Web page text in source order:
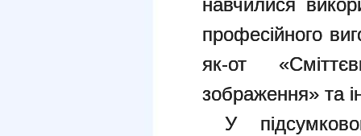
навчилися
професійного
як-от
зображення» та
У